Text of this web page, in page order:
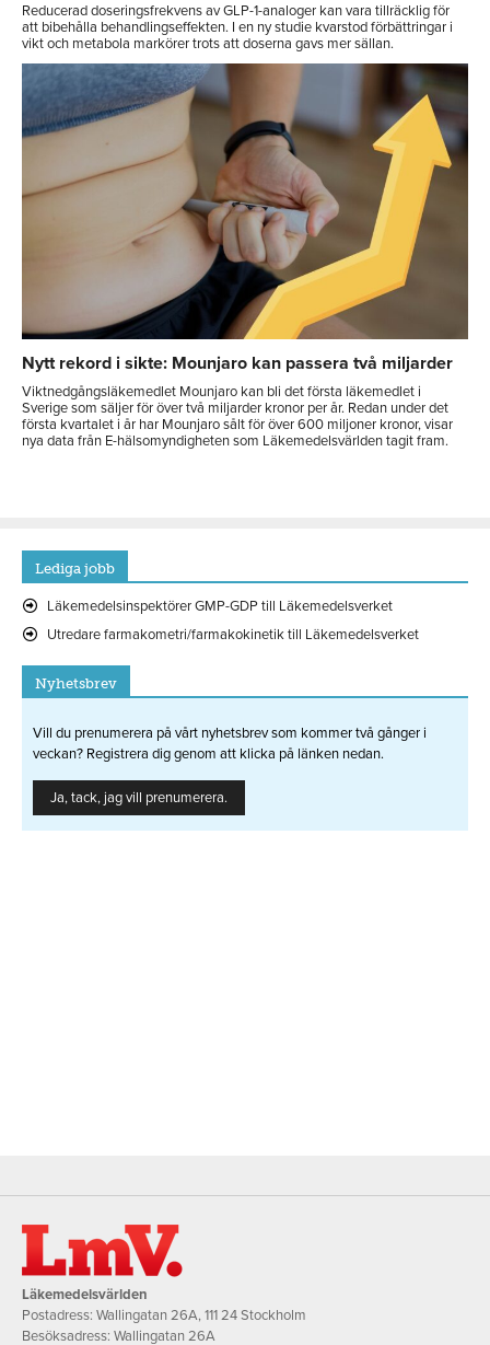
Reducerad doseringsfrekvens av GLP-1-analoger kan vara tillräcklig för
att bibehålla behandlingseffekten. I en ny studie kvarstod förbättringar i
vikt och metabola markörer trots att doserna gavs mer sällan.
Nytt rekord i sikte: Mounjaro kan passera två miljarder
Viktnedgångsläkemedlet Mounjaro kan bli det första läkemedlet i
Sverige som säljer för över två miljarder kronor per år. Redan under det
första kvartalet i år har Mounjaro sålt för över 600 miljoner kronor, visar
nya data från E-hälsomyndigheten som Läkemedelsvärlden tagit fram.
Lediga jobb
Läkemedelsinspektörer GMP-GDP till Läkemedelsverket
Utredare farmakometri/farmakokinetik till Läkemedelsverket
Nyhetsbrev
Vill du prenumerera på vårt nyhetsbrev som kommer två gånger i
veckan? Registrera dig genom att klicka på länken nedan.
Ja, tack, jag vill prenumerera.
Läkemedelsvärlden
Postadress: Wallingatan 26A, 111 24 Stockholm
Besöksadress: Wallingatan 26A